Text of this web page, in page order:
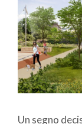
Un segno